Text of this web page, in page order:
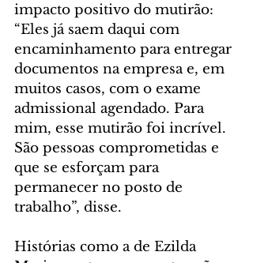
impacto positivo do mutirão:
“Eles já saem daqui com
encaminhamento para entregar
documentos na empresa e, em
muitos casos, com o exame
admissional agendado. Para
mim, esse mutirão foi incrível.
São pessoas comprometidas e
que se esforçam para
permanecer no posto de
trabalho”, disse.
Histórias como a de Ezilda